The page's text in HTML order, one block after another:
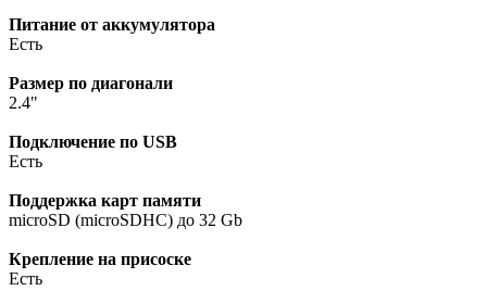
Питание от аккумулятора
Есть
Размер по диагонали
2.4"
Подключение по USB
Есть
Поддержка карт памяти
microSD (microSDHC) до 32 Gb
Крепление на присоске
Есть